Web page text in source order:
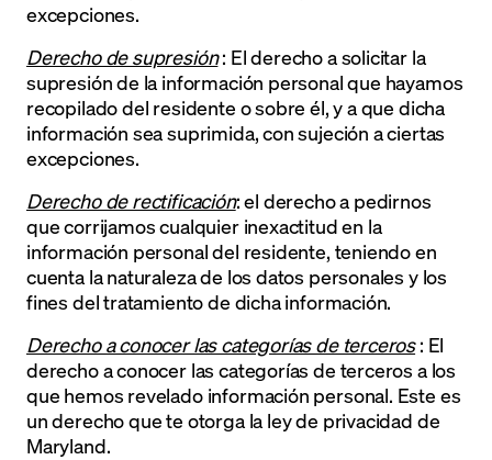
excepciones.
Derecho de supresión: El derecho a solicitar la
supresión de la información personal que hayamos
recopilado del residente o sobre él, y a que dicha
información sea suprimida, con sujeción a ciertas
excepciones.
Derecho de rectificación: el derecho a pedirnos
que corrijamos cualquier inexactitud en la
información personal del residente, teniendo en
cuenta la naturaleza de los datos personales y los
fines del tratamiento de dicha información.
Derecho a conocer las categorías de terceros: El
derecho a conocer las categorías de terceros a los
que hemos revelado información personal. Este es
un derecho que te otorga la ley de privacidad de
Maryland.